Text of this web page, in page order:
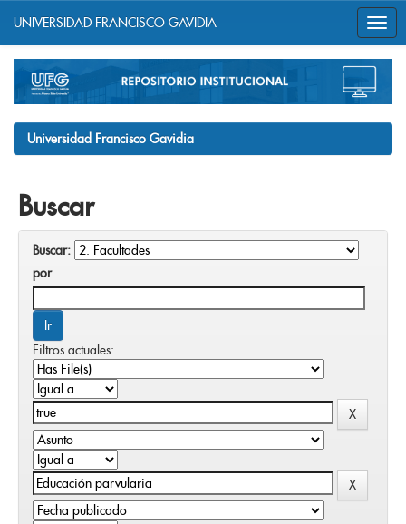
navigation
UNIVERSIDAD FRANCISCO GAVIDIA
Universidad Francisco Gavidia
Buscar
Buscar:
por
Filtros actuales: